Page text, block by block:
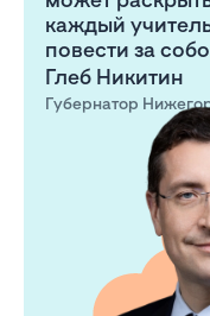
каждый
повести за
Глеб Никитин
Губернатор